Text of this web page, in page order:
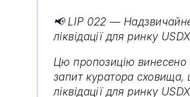
📢 LIP 022 —
ліквідації для ринку
Цю пропозицію винесено
запит куратора сховища,
ліквідації для ринку